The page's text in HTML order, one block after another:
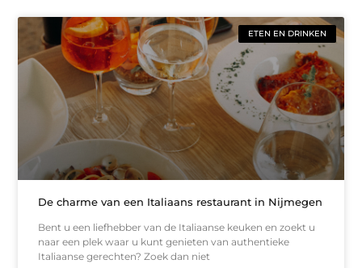
ETEN EN DRINKEN
De charme van een Italiaans restaurant in Nijmegen
Bent u een liefhebber van de Italiaanse keuken en zoekt u
naar een plek waar u kunt genieten van authentieke
Italiaanse gerechten? Zoek dan niet